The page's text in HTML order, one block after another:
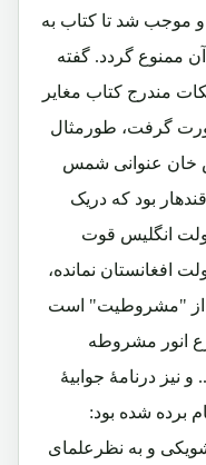
و موجب شد تا کتاب به
ممنوع گردد. گفته
مندرج کتاب مغایر
گرفت، طورمثال
خان عنوانی شمس
بود که دریک
انگلیس قوت
افغانستان نمانده،
از "مشروطیت" است
انور مشروطه
نیز درنامۀ جوابیۀ
برده شده بود:
و به نظرعلمای